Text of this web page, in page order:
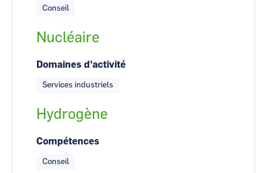
Conseil
Nucléaire
Domaines d'activité
Services industriels
Hydrogène
Compétences
Conseil